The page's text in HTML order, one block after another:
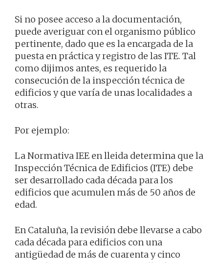
Si no posee acceso a la documentación,
puede averiguar con el organismo público
pertinente, dado que es la encargada de la
puesta en práctica y registro de las ITE. Tal
como dijimos antes, es requerido la
consecución de la inspección técnica de
edificios y que varía de unas localidades a
otras.
Por ejemplo:
La Normativa IEE en lleida determina que la
Inspección Técnica de Edificios (ITE) debe
ser desarrollado cada década para los
edificios que acumulen más de 50 años de
edad.
En Cataluña, la revisión debe llevarse a cabo
cada década para edificios con una
antigüedad de más de cuarenta y cinco